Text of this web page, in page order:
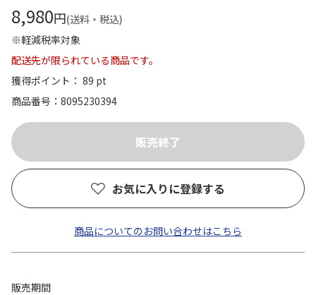
8,980円(送料・税込)
※軽減税率対象
配送先が限られている商品です。
獲得ポイント： 89 pt
商品番号
8095230394
お気に入りに登録する
商品についてのお問い合わせはこちら
販売期間